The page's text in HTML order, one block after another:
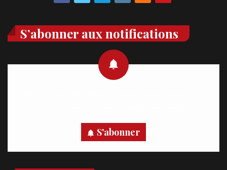
S’abonner aux notifications
S'abonner